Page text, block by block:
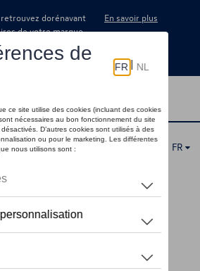
dorénavant
de votre marque
à
concessionaire.
En savoir plus
FR
>Jantes et roues
>Kits d'hiver > Détail
16"